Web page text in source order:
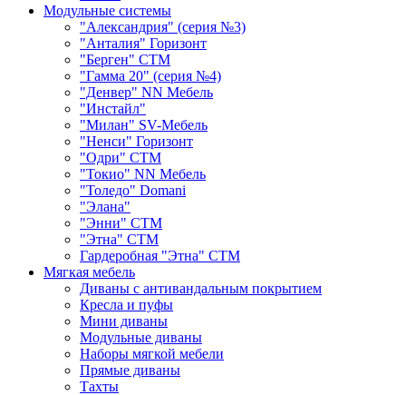
Модульные системы
"Александрия" (серия №3)
"Анталия" Горизонт
"Берген" СТМ
"Гамма 20" (серия №4)
"Денвер" NN Мебель
"Инстайл"
"Милан" SV-Мебель
"Ненси" Горизонт
"Одри" СТМ
"Токио" NN Мебель
"Толедо" Domani
"Элана"
"Энни" СТМ
"Этна" СТМ
Гардеробная "Этна" СТМ
Мягкая мебель
Диваны с антивандальным покрытием
Кресла и пуфы
Мини диваны
Модульные диваны
Наборы мягкой мебели
Прямые диваны
Тахты